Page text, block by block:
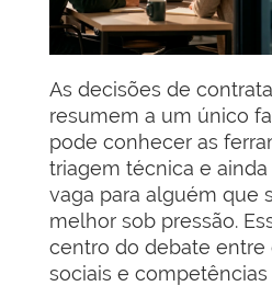
As decisões de
resumem a um único
pode conhecer as
triagem técnica e
vaga para alguém que
melhor sob pressão.
centro do debate entre
sociais e